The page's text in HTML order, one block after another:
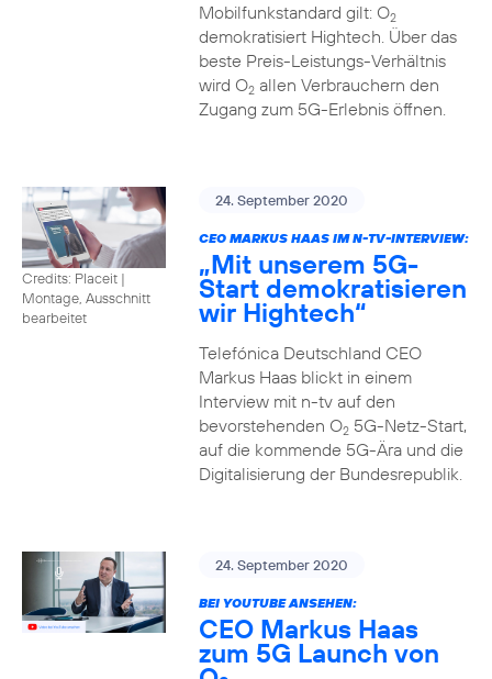
Mobilfunkstandard gilt: O2
demokratisiert Hightech. Über das
beste Preis-Leistungs-Verhältnis
wird O2allen Verbrauchern den
Zugang zum 5G-Erlebnis öffnen.
Credits: Placeit |
Montage, Ausschnitt
bearbeitet
24. September 2020
CEO MARKUS HAAS IM N-TV-INTERVIEW:
„Mit unserem 5G-
Start demokratisieren
wir Hightech“
Telefónica Deutschland CEO
Markus Haas blickt in einem
Interview mit n-tv auf den
bevorstehenden O25G-Netz-Start,
auf die kommende 5G-Ära und die
Digitalisierung der Bundesrepublik.
24. September 2020
BEI YOUTUBE ANSEHEN:
CEO Markus Haas
zum 5G Launch von